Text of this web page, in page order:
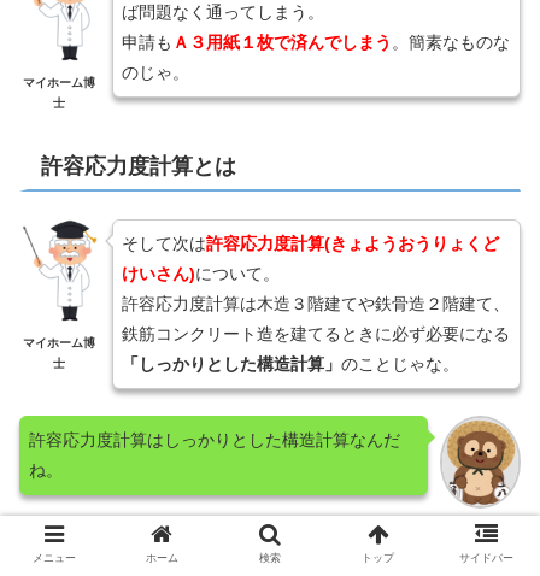
マイホーム博
士
ば問題なく通ってしまう。
申請も Ａ３用紙１枚で済んでしまう 。簡素なものな
のじゃ。
許容応力度計算とは
マイホーム博
士
そして次は許容応力度計算(きょようおうりょくど
けいさん)について。
許容応力度計算は木造３階建てや鉄骨造２階建て、
鉄筋コンクリート造を建てるときに必ず必要になる
「しっかりとした構造計算」 のことじゃな。
たぬきちゃん
許容応力度計算はしっかりとした構造計算なんだ
ね。
メニュー ホーム 検索 トップ サイドバー